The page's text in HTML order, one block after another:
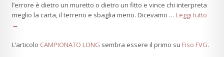
l’errore è dietro un muretto o dietro un fitto e vince chi interpreta
meglio la carta, il terreno e sbaglia meno. Dicevamo … Leggi tutto
→
L’articolo CAMPIONATO LONG sembra essere il primo su Fiso FVG.